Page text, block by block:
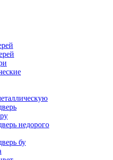
недорого
бу